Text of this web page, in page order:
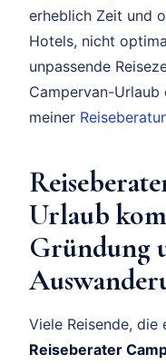
erheblich Zeit und
Hotels, nicht
unpassende
Campervan-
meiner
Urlaub
Gründung
Viele Reisende, die
Reiseberater